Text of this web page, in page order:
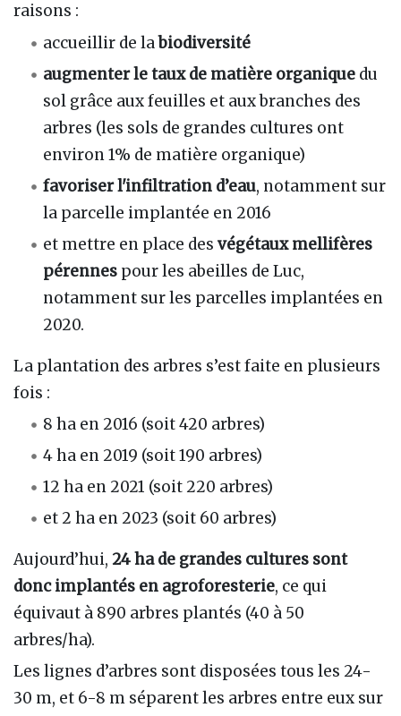
raisons :
accueillir de labiodiversité
augmenter le taux de matière organique du
sol grâce aux feuilles et aux branches des
arbres (les sols de grandes cultures ont
environ 1% de matière organique)
favoriser l'infiltration d’eau, notamment sur
la parcelle implantée en 2016
et mettre en place desvégétaux mellifères
pérennes pour les abeilles de Luc,
notamment sur les parcelles implantées en
2020.
La plantation des arbres s’est faite en plusieurs
fois :
8 ha en 2016 (soit 420 arbres)
4 ha en 2019 (soit 190 arbres)
12 ha en 2021 (soit 220 arbres)
et 2 ha en 2023 (soit 60 arbres)
Aujourd’hui, 24 ha de grandes cultures sont
donc implantés en agroforesterie, ce qui
équivaut à 890 arbres plantés (40 à 50
arbres/ha).
Les lignes d’arbres sont disposées tous les 24-
30 m, et 6-8 m séparent les arbres entre eux sur